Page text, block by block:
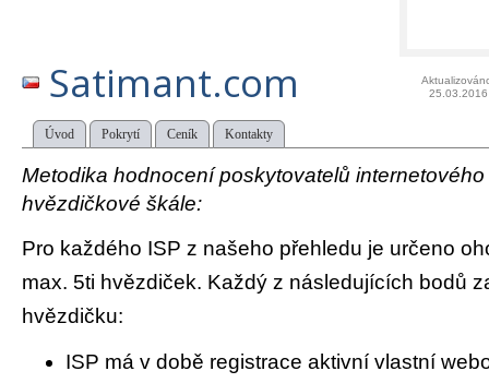
Satimant.com
25.03.2016
Úvod Pokrytí Ceník Kontakty
Metodika hodnocení poskytovatelů
hvězdičkové škále:
Pro každého ISP z našeho přehledu je určeno
max. 5ti hvězdiček. Každý z následujících bodů
hvězdičku:
ISP má v době registrace aktivní vlastní